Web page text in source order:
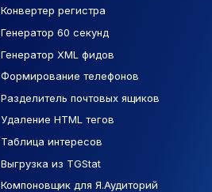
Конвертер регистра
Генератор 60 секунд
Генератор XML фидов
Формирование телефонов
Разделитель почтовых ящиков
Удаление HTML тегов
Таблица интересов
Выгрузка из TGStat
Компоновщик для Я.Аудиторий
Макеты Figma
База Яндекс Карты
РСЯ площадки
Контекстная реклама